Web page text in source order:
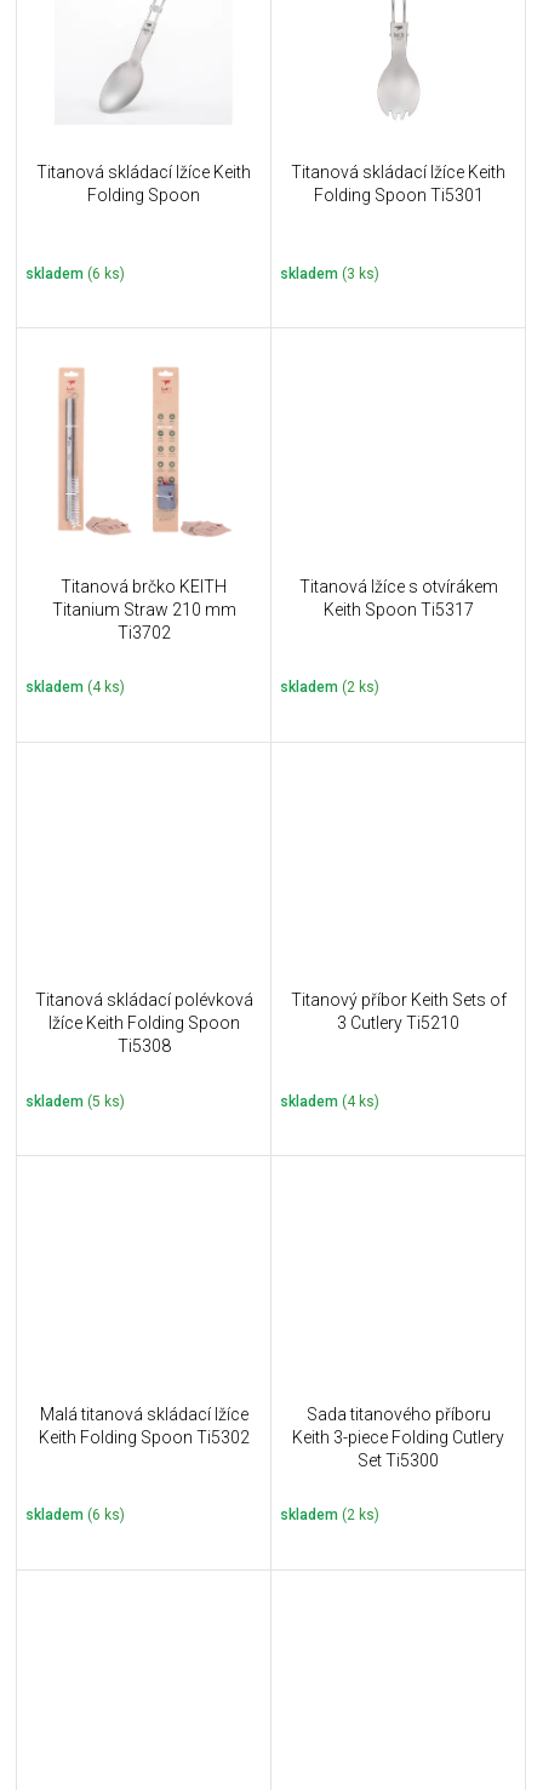
Titanová skládací lžíce Keith
Folding Spoon
skladem (6 ks)
Titanová skládací lžíce Keith
Folding Spoon Ti5301
skladem (3 ks)
Titanová brčko KEITH
Titanium Straw 210 mm
Ti3702
skladem (4 ks)
Titanová lžíce s otvírákem
Keith Spoon Ti5317
skladem (2 ks)
Titanová skládací polévková
lžíce Keith Folding Spoon
Ti5308
skladem (5 ks)
Titanový příbor Keith Sets of
3 Cutlery Ti5210
skladem (4 ks)
Malá titanová skládací lžíce
Keith Folding Spoon Ti5302
skladem (6 ks)
Sada titanového příboru
Keith 3-piece Folding Cutlery
Set Ti5300
skladem (2 ks)